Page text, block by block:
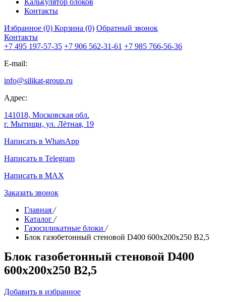
Контакты
Избранное (0) Корзина (0) Обратный звонок
Контакты
+7 495 197-57-35 +7 906 562-31-61 +7 985 766-56-36
E-mail:
info@silikat-group.ru
Адрес:
141018, Московская обл.
г. Мытищи, ул. Лётная, 19
Написать в WhatsApp
Написать в Telegram
Написать в MAX
Заказать звонок
Главная /
Каталог /
Газосиликатные блоки /
Блок газобетонный стеновой D400 600х200х250 B2,5
Блок газобетонный стеновой D400
600х200х250 B2,5
Добавить в избранное